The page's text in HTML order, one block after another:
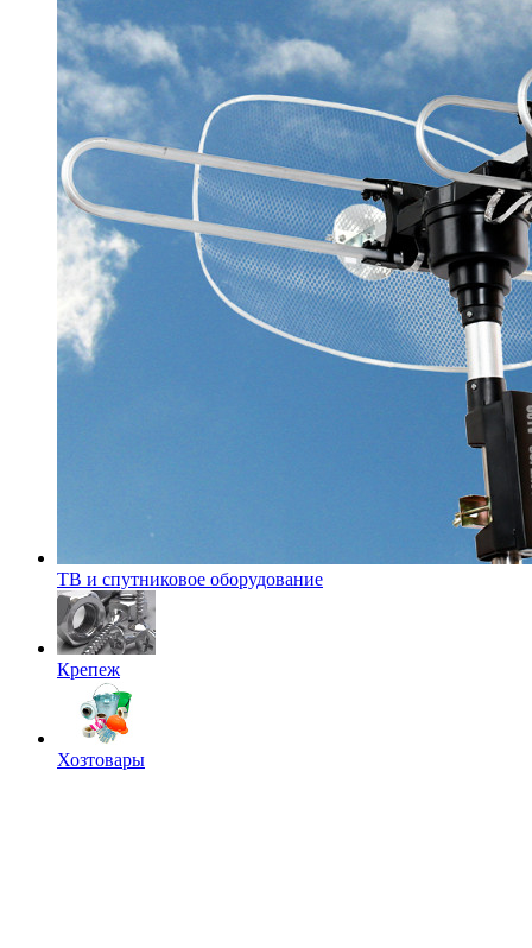
ТВ и спутниковое оборудование
Крепеж
Хозтовары